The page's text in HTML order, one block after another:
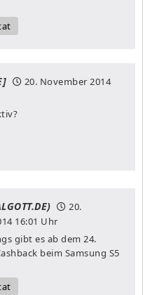
20. November 2014
20.
16:01 Uhr
gibt es ab dem 24.
beim Samsung S5